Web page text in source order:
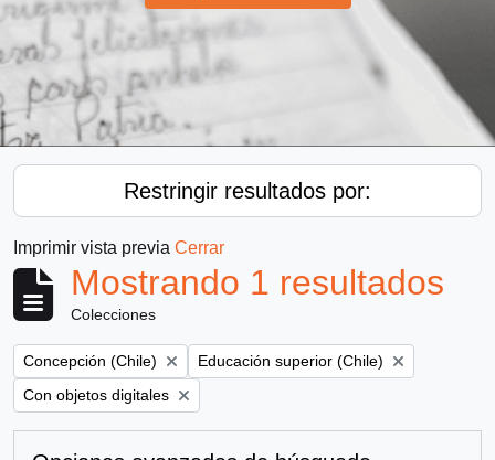
Restringir resultados por:
Imprimir vista previa Cerrar
Mostrando 1 resultados
Colecciones
Remove filter:
Concepción (Chile) Remove filter:
Educación superior (Chile)
Remove filter:
Con objetos digitales